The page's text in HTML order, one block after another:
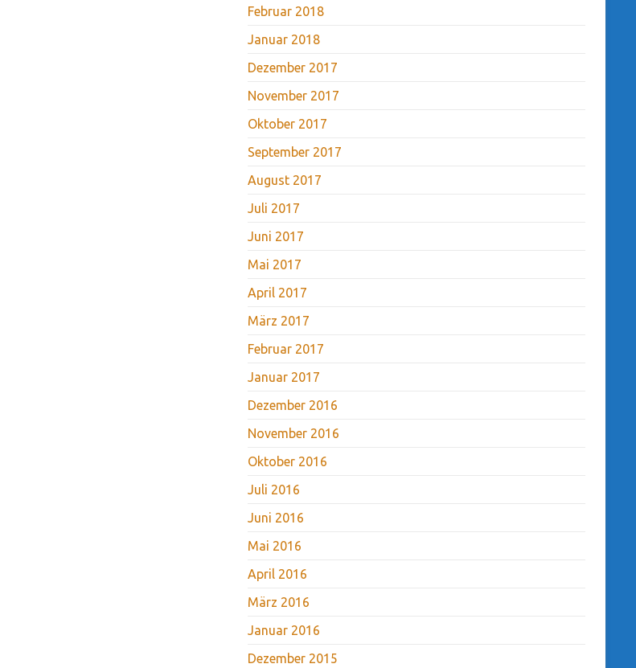
Februar 2018
Januar 2018
Dezember 2017
November 2017
Oktober 2017
September 2017
August 2017
Juli 2017
Juni 2017
Mai 2017
April 2017
März 2017
Februar 2017
Januar 2017
Dezember 2016
November 2016
Oktober 2016
Juli 2016
Juni 2016
Mai 2016
April 2016
März 2016
Januar 2016
Dezember 2015